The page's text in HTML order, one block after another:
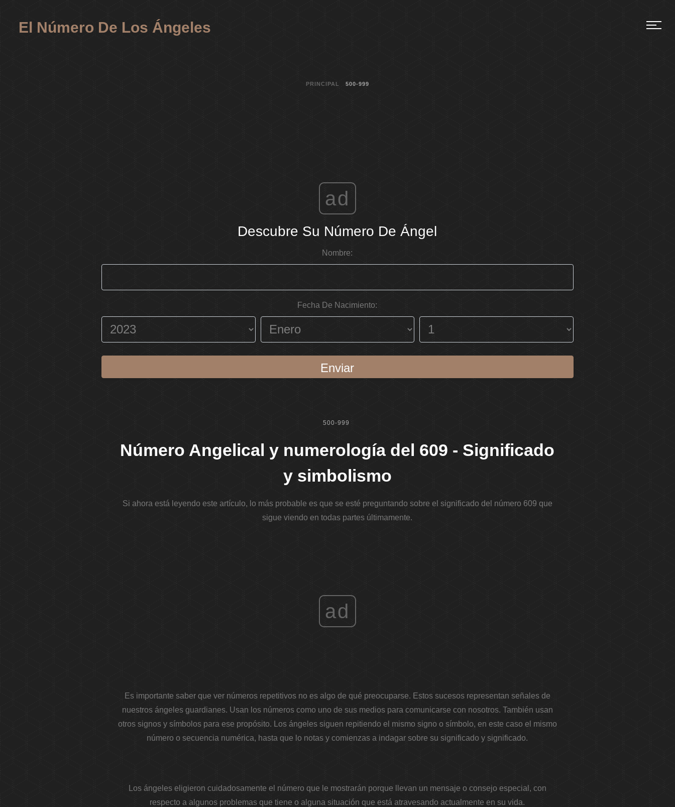
El Número De Los Ángeles
PRINCIPAL 500-999
ad
Descubre Su Número De Ángel
Nombre:
Fecha De Nacimiento:
Enviar
500-999
Número Angelical y numerología del 609 - Significado
y simbolismo
Si ahora está leyendo este artículo, lo más probable es que se esté preguntando sobre el significado del número 609 que
sigue viendo en todas partes últimamente.
ad
Es importante saber que ver números repetitivos no es algo de qué preocuparse. Estos sucesos representan señales de
nuestros ángeles guardianes. Usan los números como uno de sus medios para comunicarse con nosotros. También usan
otros signos y símbolos para ese propósito. Los ángeles siguen repitiendo el mismo signo o símbolo, en este caso el mismo
número o secuencia numérica, hasta que lo notas y comienzas a indagar sobre su significado y significado.
Los ángeles eligieron cuidadosamente el número que le mostrarán porque llevan un mensaje o consejo especial, con
respecto a algunos problemas que tiene o alguna situación que está atravesando actualmente en su vida.